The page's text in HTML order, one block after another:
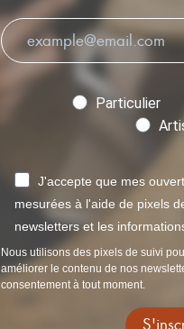
Particulier
J'accepte que mes
mesurées à l'aide de pixels
newsletters et les
Nous utilisons des pixels de suivi
améliorer le contenu de nos
consentement à tout moment.